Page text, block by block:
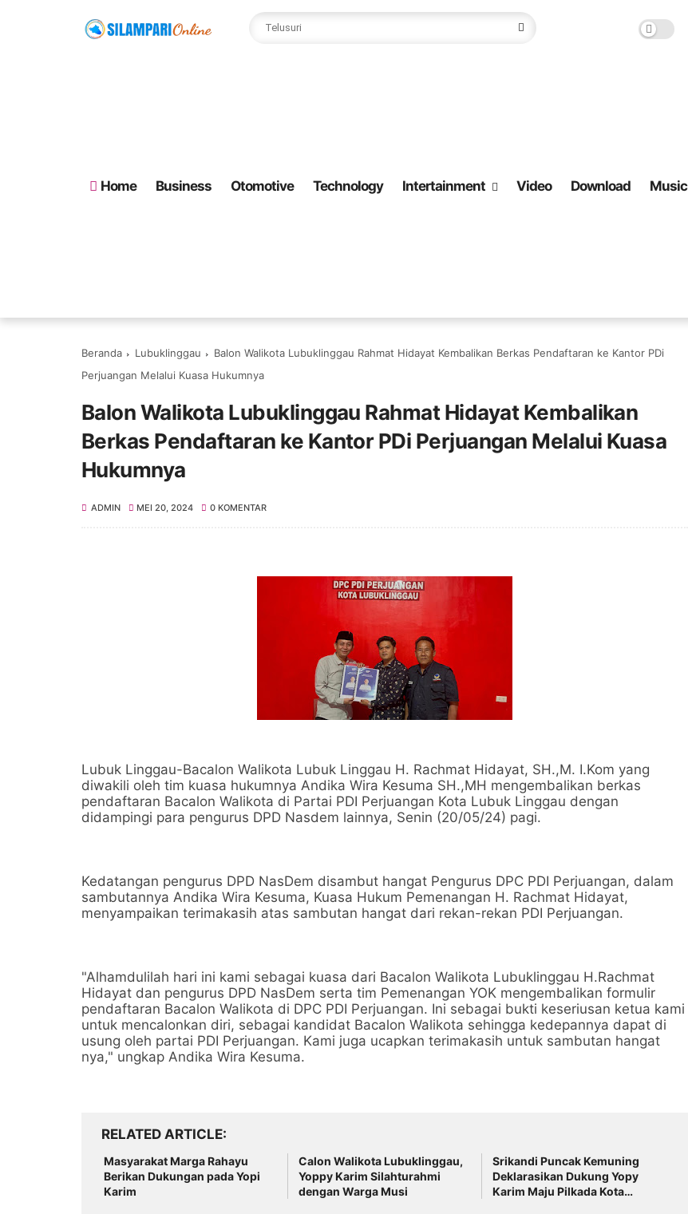
Home Business Otomotive Technology Intertainment Video Download Music
Beranda Lubuklinggau
Balon Walikota Lubuklinggau Rahmat Hidayat Kembalikan Berkas Pendaftaran ke Kantor PDi
Perjuangan Melalui Kuasa Hukumnya
Balon Walikota Lubuklinggau Rahmat Hidayat Kembalikan
Berkas Pendaftaran ke Kantor PDi Perjuangan Melalui Kuasa
Hukumnya
ADMIN MEI 20, 2024 0 KOMENTAR
Lubuk Linggau-Bacalon Walikota Lubuk Linggau H. Rachmat Hidayat, SH.,M. I.Kom yang
diwakili oleh tim kuasa hukumnya Andika Wira Kesuma SH.,MH mengembalikan berkas
pendaftaran Bacalon Walikota di Partai PDI Perjuangan Kota Lubuk Linggau dengan
didampingi para pengurus DPD Nasdem lainnya, Senin (20/05/24) pagi.
Kedatangan pengurus DPD NasDem disambut hangat Pengurus DPC PDI Perjuangan, dalam
sambutannya Andika Wira Kesuma, Kuasa Hukum Pemenangan H. Rachmat Hidayat,
menyampaikan terimakasih atas sambutan hangat dari rekan-rekan PDI Perjuangan.
"Alhamdulilah hari ini kami sebagai kuasa dari Bacalon Walikota Lubuklinggau H.Rachmat
Hidayat dan pengurus DPD NasDem serta tim Pemenangan YOK mengembalikan formulir
pendaftaran Bacalon Walikota di DPC PDI Perjuangan. Ini sebagai bukti keseriusan ketua kami
untuk mencalonkan diri, sebagai kandidat Bacalon Walikota sehingga kedepannya dapat di
usung oleh partai PDI Perjuangan. Kami juga ucapkan terimakasih untuk sambutan hangat
nya," ungkap Andika Wira Kesuma.
RELATED ARTICLE
Masyarakat Marga Rahayu
Berikan Dukungan pada Yopi
Karim
Calon Walikota Lubuklinggau,
Yoppy Karim Silahturahmi
dengan Warga Musi
Srikandi Puncak Kemuning
Deklarasikan Dukung Yopy
Karim Maju Pilkada Kota